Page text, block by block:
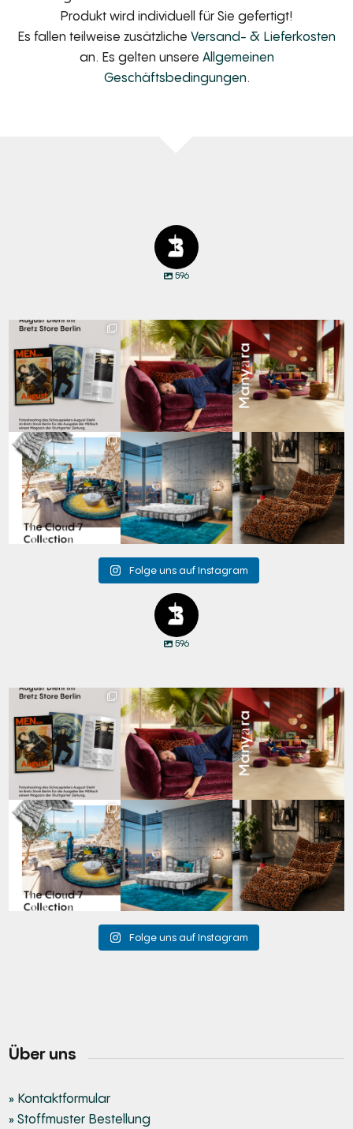
Produkt wird individuell für Sie gefertigt!
Es fallen teilweise zusätzliche Versand- & Lieferkosten
an. Es gelten unsere Allgemeinen
Geschäftsbedingungen.
596
und Design:
Schauspieler August...
42 7
Den Kopf anlehnen. Die
Gedanken auf Reisen...
69 2
Manyara. Inspiriert von
der Weite Afrikas....
59 2
Für jeden Lieblingsplatz
die passende Cloud.
☁️...
63 1
Cloud 7 – nicht nur zum
Sitzen, sondern auch
zum...
151 3
A bold statement. A
quiet retreat.
Mit unserem...
205 4
Folge uns auf Instagram
596
Zwischen Charakter
und Design:
Schauspieler August...
42 7
Den Kopf anlehnen. Die
Gedanken auf Reisen...
69 2
Manyara. Inspiriert von
der Weite Afrikas....
59 2
Für jeden Lieblingsplatz
die passende Cloud.
☁️...
63 1
Cloud 7 – nicht nur zum
Sitzen, sondern auch
zum...
151 3
A bold statement. A
quiet retreat.
Mit unserem...
205 4
Folge uns auf Instagram
Über uns
» Kontaktformular
» Stoffmuster Bestellung